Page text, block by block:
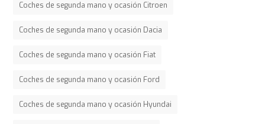
Coches de segunda mano y ocasión Citroen
Coches de segunda mano y ocasión Dacia
Coches de segunda mano y ocasión Fiat
Coches de segunda mano y ocasión Ford
Coches de segunda mano y ocasión Hyundai